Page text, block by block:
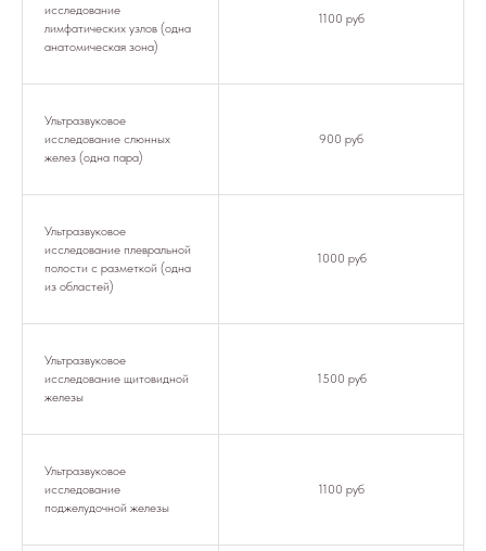
исследование
лимфатических узлов (одна
анатомическая зона)
1100 руб
Ультразвуковое
исследование слюнных
желез (одна пара)
900 руб
Ультразвуковое
исследование плевральной
полости с разметкой (одна
из областей)
1000 руб
Ультразвуковое
исследование щитовидной
железы
1500 руб
Ультразвуковое
исследование
поджелудочной железы
1100 руб